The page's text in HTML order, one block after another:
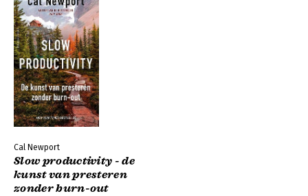
Cal Newport
Slow productivity - de
kunst van presteren
zonder burn-out